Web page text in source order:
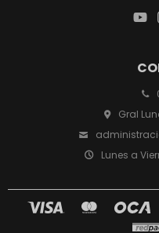
Gral
Lunes a
